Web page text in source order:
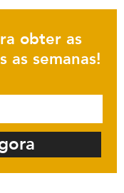
obter as
as semanas!